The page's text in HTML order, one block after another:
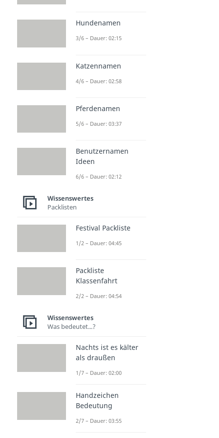
Hundenamen
3/6 – Dauer: 02:15
Katzennamen
4/6 – Dauer: 02:58
Pferdenamen
5/6 – Dauer: 03:37
Benutzernamen
Ideen
6/6 – Dauer: 02:12
Wissenswertes
Packlisten
Festival Packliste
1/2 – Dauer: 04:45
Packliste
Klassenfahrt
2/2 – Dauer: 04:54
Wissenswertes
Was bedeutet...?
Nachts ist es kälter
als draußen
1/7 – Dauer: 02:00
Handzeichen
Bedeutung
2/7 – Dauer: 03:55